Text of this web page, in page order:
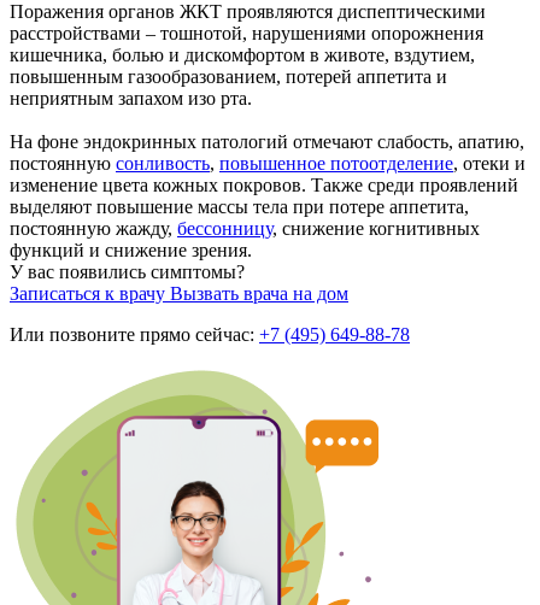
Поражения органов ЖКТ проявляются диспептическими
расстройствами – тошнотой, нарушениями опорожнения
кишечника, болью и дискомфортом в животе, вздутием,
повышенным газообразованием, потерей аппетита и
неприятным запахом изо рта.
На фоне эндокринных патологий отмечают слабость, апатию,
постоянную сонливость, повышенное потоотделение, отеки и
изменение цвета кожных покровов. Также среди проявлений
выделяют повышение массы тела при потере аппетита,
постоянную жажду, бессонницу, снижение когнитивных
функций и снижение зрения.
У вас появились симптомы?
Записаться к врачу Вызвать врача на дом
Или позвоните прямо сейчас: +7 (495) 649-88-78